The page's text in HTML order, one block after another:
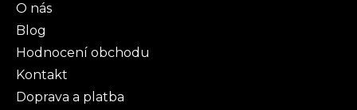
O nás
Blog
Hodnocení obchodu
Kontakt
Doprava a platba